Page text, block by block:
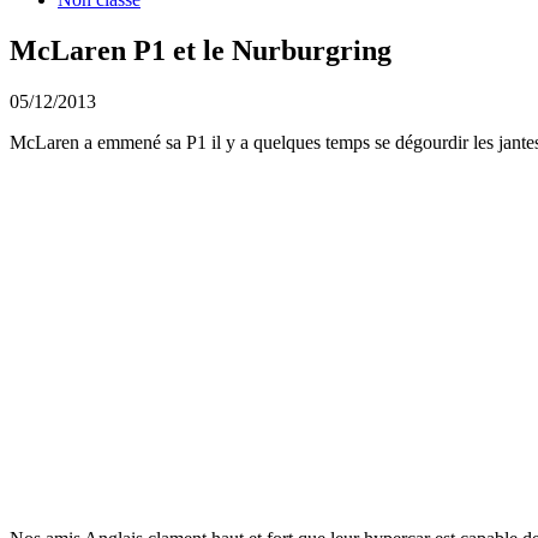
McLaren P1 et le Nurburgring
05/12/2013
McLaren a emmené sa P1 il y a quelques temps se dégourdir les